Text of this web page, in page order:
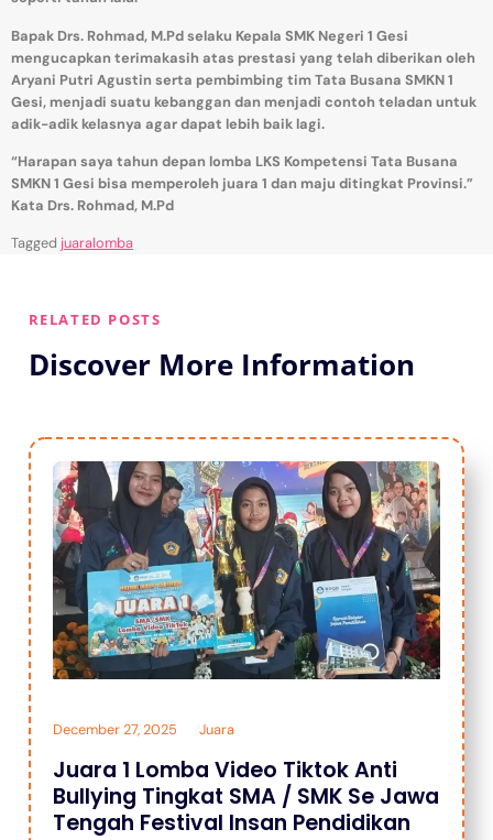
Bapak Drs. Rohmad, M.Pd selaku Kepala SMK Negeri 1 Gesi
mengucapkan terimakasih atas prestasi yang telah diberikan oleh
Aryani Putri Agustin serta pembimbing tim Tata Busana SMKN 1
Gesi, menjadi suatu kebanggan dan menjadi contoh teladan untuk
adik-adik kelasnya agar dapat lebih baik lagi.
“Harapan saya tahun depan lomba LKS Kompetensi Tata Busana
SMKN 1 Gesi bisa memperoleh juara 1 dan maju ditingkat Provinsi.”
Kata Drs. Rohmad, M.Pd
Tagged juaralomba
RELATED POSTS
Discover More Information
December 27, 2025 Juara
Juara 1 Lomba Video Tiktok Anti
Bullying Tingkat SMA / SMK Se Jawa
Tengah Festival Insan Pendidikan